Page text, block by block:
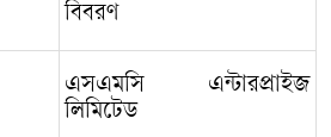
বিবরণ
এসএমসি
এন্টারপ্রাইজ
লিমিটেড